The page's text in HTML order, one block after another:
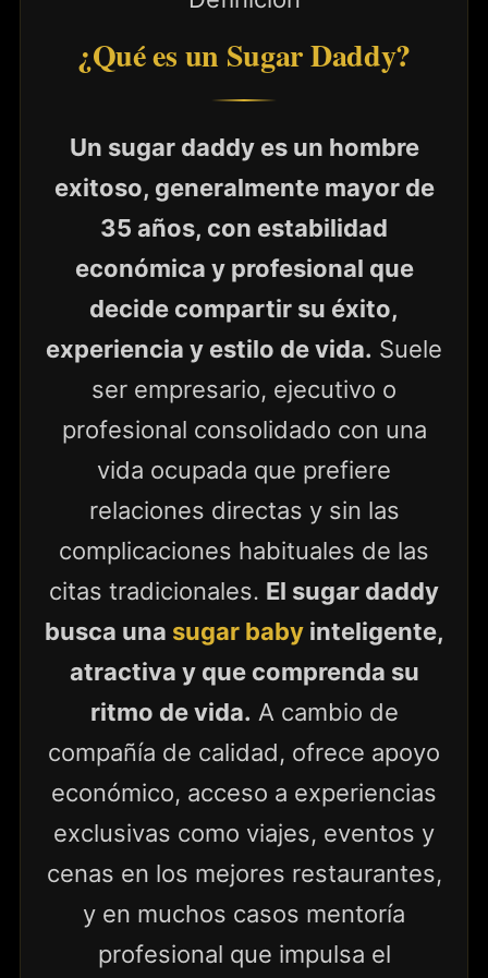
¿Qué es un Sugar Daddy?
Un sugar daddy es un hombre
exitoso, generalmente mayor de
35 años, con estabilidad
económica y profesional que
decide compartir su éxito,
experiencia y estilo de vida. Suele
ser empresario, ejecutivo o
profesional consolidado con una
vida ocupada que prefiere
relaciones directas y sin las
complicaciones habituales de las
citas tradicionales. El sugar daddy
busca una sugar babyinteligente,
atractiva y que comprenda su
ritmo de vida. A cambio de
compañía de calidad, ofrece apoyo
económico, acceso a experiencias
exclusivas como viajes, eventos y
cenas en los mejores restaurantes,
y en muchos casos mentoría
profesional que impulsa el